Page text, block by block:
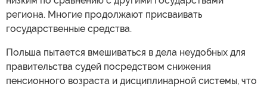
региона. Многие продолжают присваивать
государственные средства.
Польша пытается вмешиваться в дела неудобных для
правительства судей посредством снижения
пенсионного возраста и дисциплинарной системы, что